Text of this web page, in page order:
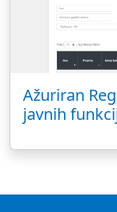
Ažuriran
javnih